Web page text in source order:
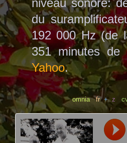
niveau sonore:
du
192 000 Hz (de
351 minutes de
Yahoo.
omnia fr + z